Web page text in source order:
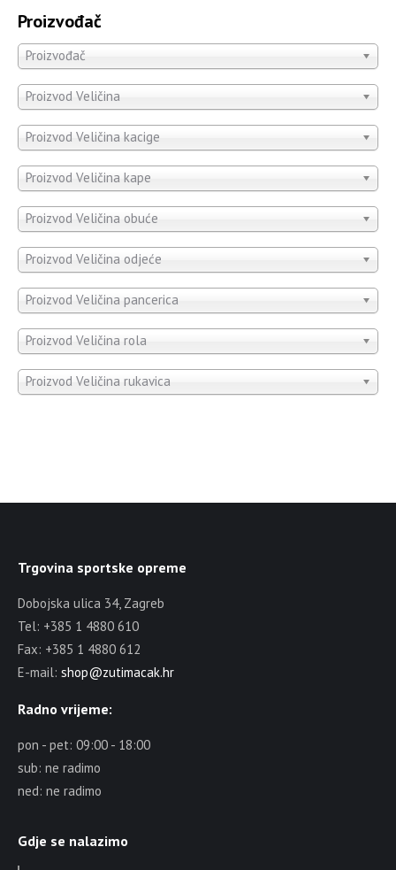
Proizvođač
Proizvođač
Proizvod Veličina
Proizvod Veličina kacige
Proizvod Veličina kape
Proizvod Veličina obuće
Proizvod Veličina odjeće
Proizvod Veličina pancerica
Proizvod Veličina rola
Proizvod Veličina rukavica
Trgovina sportske opreme
Dobojska ulica 34, Zagreb
Tel: +385 1 4880 610
Fax: +385 1 4880 612
E-mail: shop@zutimacak.hr
Radno vrijeme:
pon - pet: 09:00 - 18:00
sub: ne radimo
ned: ne radimo
Gdje se nalazimo